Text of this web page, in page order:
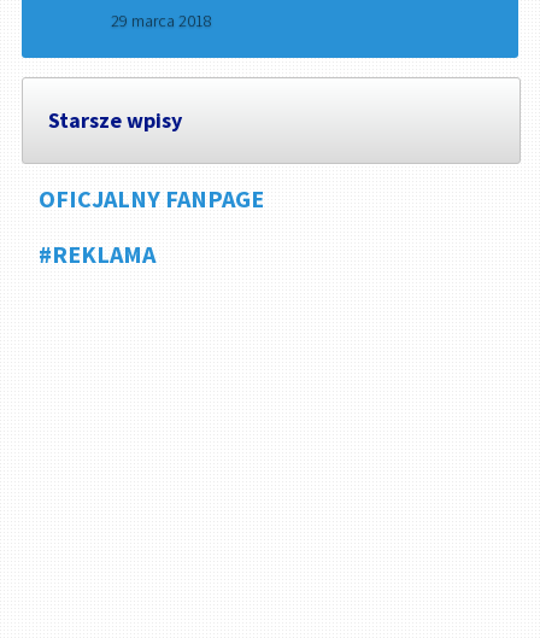
29 marca 2018
Starsze wpisy
OFICJALNY FANPAGE
#REKLAMA